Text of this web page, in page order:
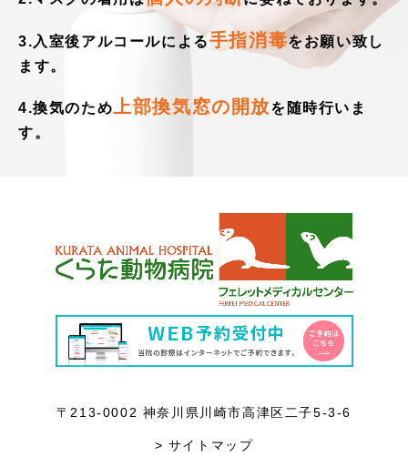
3.入室後アルコールによる手指消毒をお願い致し
ます。
4.換気のため上部換気窓の開放を随時行いま
す。
〒213-0002 神奈川県川崎市高津区二子5-3-6
> サイトマップ